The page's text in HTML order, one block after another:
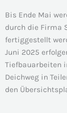
Bis Ende Mai
durch die Firma
fertiggestellt
Juni 2025
Tiefbauarbeiten
Deichweg in
den